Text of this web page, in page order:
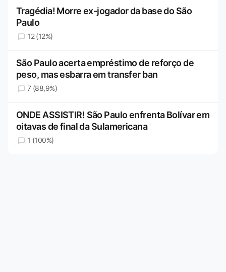
Tragédia! Morre ex-jogador da base do São
Paulo
12 (12%)
São Paulo acerta empréstimo de reforço de
peso, mas esbarra em transfer ban
7 (88,9%)
ONDE ASSISTIR! São Paulo enfrenta Bolívar em
oitavas de final da Sulamericana
1 (100%)